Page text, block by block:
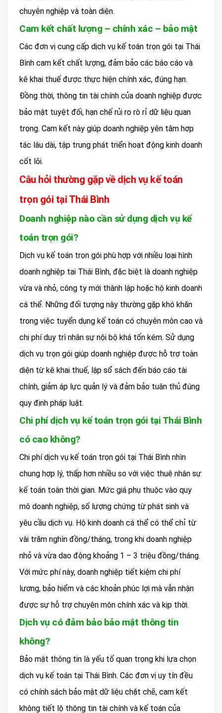
chuyên nghiệp và toàn diện.
Cam kết chất lượng – chính xác – bảo mật
Các đơn vị cung cấp dịch vụ kế toán trọn gói tại Thái
Bình cam kết chất lượng, đảm bảo các báo cáo và
kê khai thuế được thực hiện chính xác, đúng hạn.
Đồng thời, thông tin tài chính của doanh nghiệp được
bảo mật tuyệt đối, hạn chế rủi ro rò rỉ dữ liệu quan
trọng. Cam kết này giúp doanh nghiệp yên tâm hợp
tác lâu dài, tập trung phát triển hoạt động kinh doanh
cốt lõi.
Câu hỏi thường gặp về dịch vụ kế toán
trọn gói tại Thái Bình
Doanh nghiệp nào cần sử dụng dịch vụ kế
toán trọn gói?
Dịch vụ kế toán trọn gói phù hợp với nhiều loại hình
doanh nghiệp tại Thái Bình, đặc biệt là doanh nghiệp
vừa và nhỏ, công ty mới thành lập hoặc hộ kinh doanh
cá thể. Những đối tượng này thường gặp khó khăn
trong việc tuyển dụng kế toán có chuyên môn cao và
chi phí duy trì nhân sự nội bộ khá tốn kém. Sử dụng
dịch vụ trọn gói giúp doanh nghiệp được hỗ trợ toàn
diện từ kê khai thuế, lập sổ sách đến báo cáo tài
chính, giảm áp lực quản lý và đảm bảo tuân thủ đúng
quy định pháp luật.
Chi phí dịch vụ kế toán trọn gói tại Thái Bình
có cao không?
Chi phí dịch vụ kế toán trọn gói tại Thái Bình nhìn
chung hợp lý, thấp hơn nhiều so với việc thuê nhân sự
kế toán toàn thời gian. Mức giá phụ thuộc vào quy
mô doanh nghiệp, số lượng chứng từ phát sinh và
yêu cầu dịch vụ. Hộ kinh doanh cá thể có thể chỉ từ
vài trăm nghìn đồng/tháng, trong khi doanh nghiệp
nhỏ và vừa dao động khoảng 1 – 3 triệu đồng/tháng.
Với mức phí này, doanh nghiệp tiết kiệm chi phí
lương, bảo hiểm và các khoản phúc lợi mà vẫn nhận
được sự hỗ trợ chuyên môn chính xác và kịp thời.
Dịch vụ có đảm bảo bảo mật thông tin
không?
Bảo mật thông tin là yếu tố quan trọng khi lựa chọn
dịch vụ kế toán tại Thái Bình. Các đơn vị uy tín đều
có chính sách bảo mật dữ liệu chặt chẽ, cam kết
không tiết lộ thông tin tài chính và kế toán của